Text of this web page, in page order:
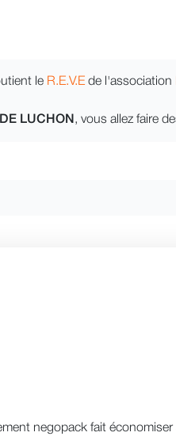
le R.E.V.Ede l'association
LUCHON , vous allez faire
negopack fait